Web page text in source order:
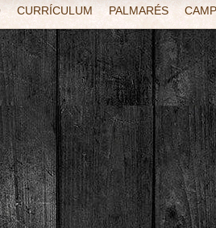
CURRÍCULUM PALMARÉS